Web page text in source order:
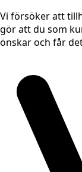
Vi försöker att
gör att du som
önskar och får